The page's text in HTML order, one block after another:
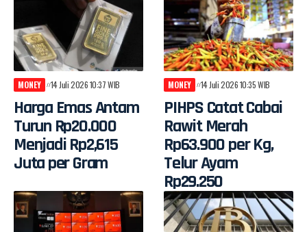
MONEY 14 Juli 2026 10:37 WIB
Harga Emas Antam
Turun Rp20.000
Menjadi Rp2,615
Juta per Gram
MONEY 14 Juli 2026 10:35 WIB
PIHPS Catat Cabai
Rawit Merah
Rp63.900 per Kg,
Telur Ayam
Rp29.250